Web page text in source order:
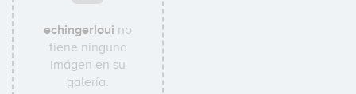
echingerloui no
tiene ninguna
imágen en su
galería.